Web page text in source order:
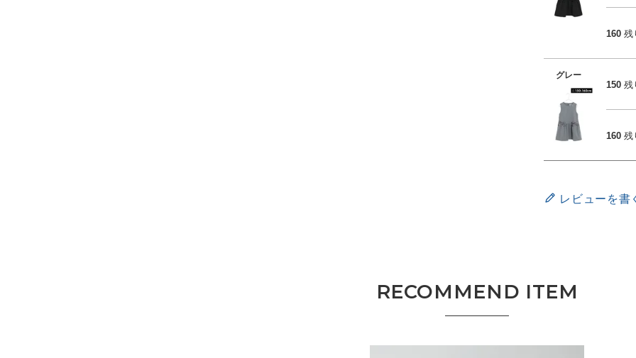
160 残
グレー
150 残
160 残
レビューを書